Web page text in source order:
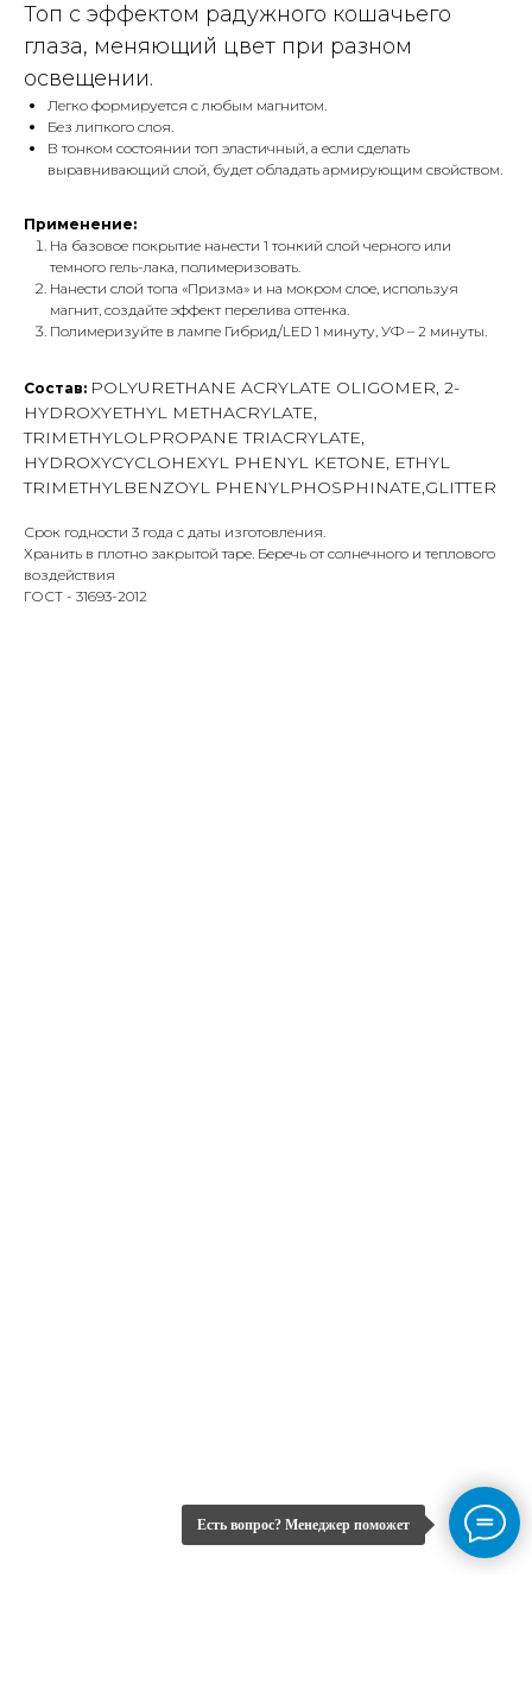
Есть вопрос? Менеджер поможет
Топ с эффектом радужного кошачьего
глаза, меняющий цвет при разном
освещении.
Легко формируется с любым магнитом.
Без липкого слоя.
В тонком состоянии топ эластичный, а если сделать
выравнивающий слой, будет обладать армирующим свойством.
Применение:
На базовое покрытие нанести 1 тонкий слой черного или
темного гель-лака, полимеризовать.
Нанести слой топа «Призма» и на мокром слое, используя
магнит, создайте эффект перелива оттенка.
Полимеризуйте в лампе Гибрид/LED 1 минуту, УФ – 2 минуты.
Состав: POLYURETHANE ACRYLATE OLIGOMER, 2-
HYDROXYETHYL METHACRYLATE,
TRIMETHYLOLPROPANE TRIACRYLATE,
HYDROXYCYCLOHEXYL PHENYL KETONE, ETHYL
TRIMETHYLBENZOYL PHENYLPHOSPHINATE,GLITTER
Срок годности 3 года с даты изготовления.
Хранить в плотно закрытой таре. Беречь от солнечного и теплового
воздействия
ГОСТ - 31693-2012